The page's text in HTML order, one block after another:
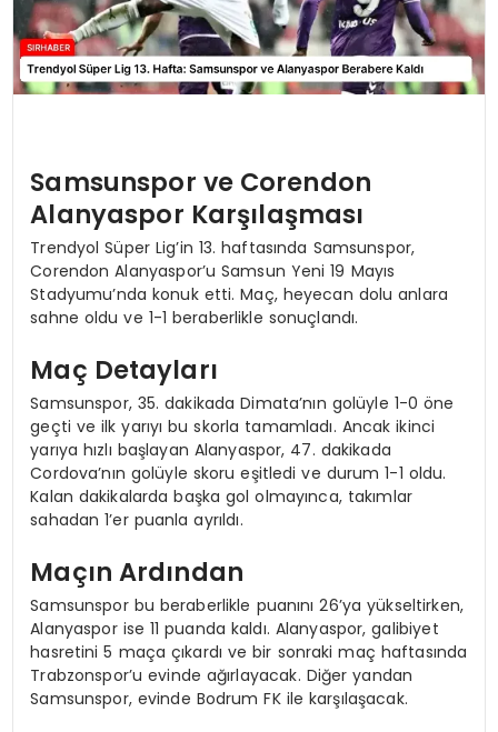
Samsunspor ve Corendon
Alanyaspor Karşılaşması
Trendyol Süper Lig’in 13. haftasında Samsunspor,
Corendon Alanyaspor’u Samsun Yeni 19 Mayıs
Stadyumu’nda konuk etti. Maç, heyecan dolu anlara
sahne oldu ve 1-1 beraberlikle sonuçlandı.
Maç Detayları
Samsunspor, 35. dakikada Dimata’nın golüyle 1-0 öne
geçti ve ilk yarıyı bu skorla tamamladı. Ancak ikinci
yarıya hızlı başlayan Alanyaspor, 47. dakikada
Cordova’nın golüyle skoru eşitledi ve durum 1-1 oldu.
Kalan dakikalarda başka gol olmayınca, takımlar
sahadan 1’er puanla ayrıldı.
Maçın Ardından
Samsunspor bu beraberlikle puanını 26’ya yükseltirken,
Alanyaspor ise 11 puanda kaldı. Alanyaspor, galibiyet
hasretini 5 maça çıkardı ve bir sonraki maç haftasında
Trabzonspor’u evinde ağırlayacak. Diğer yandan
Samsunspor, evinde Bodrum FK ile karşılaşacak.